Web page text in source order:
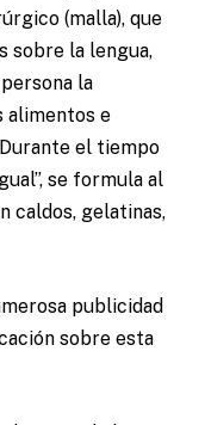
(malla), que
sobre la lengua,
la
alimentos e
el tiempo
se formula al
caldos, gelatinas,
publicidad
sobre esta